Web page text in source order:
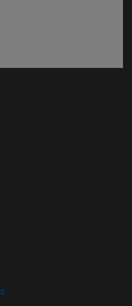
en nueva ventana)
en nueva ventana)